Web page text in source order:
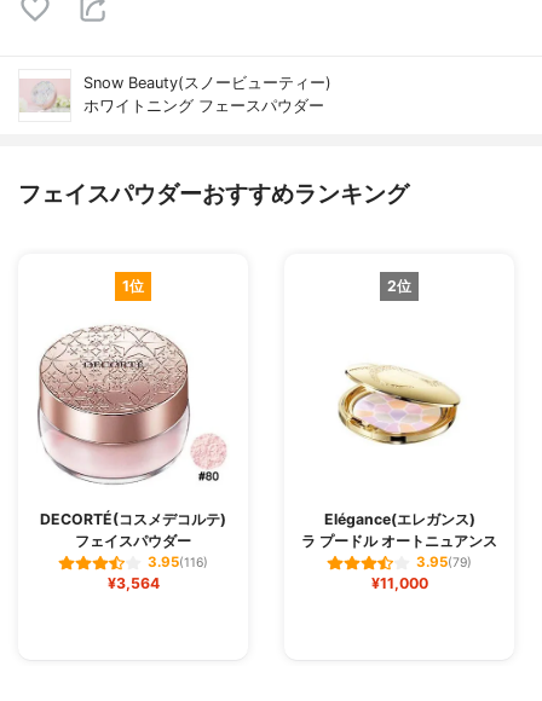
Snow Beauty(スノービューティー)
ホワイトニング フェースパウダー
フェイスパウダーおすすめランキング
1位
DECORTÉ(コスメデコルテ)
フェイスパウダー
3.95(116)
¥3,564
2位
Elégance(エレガンス)
ラ プードル オートニュアンス
3.95(79)
¥11,000